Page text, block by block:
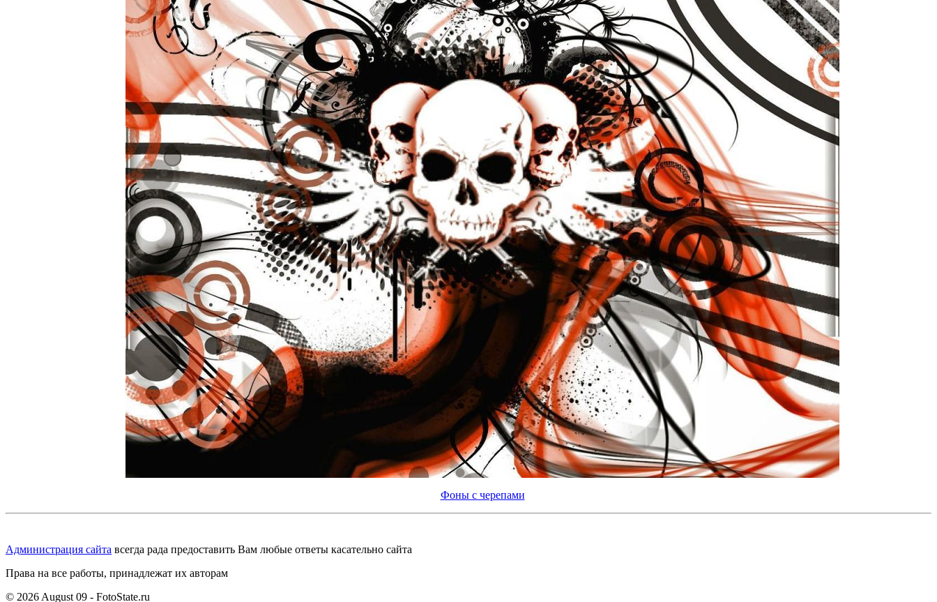
Фоны с черепами
Администрация сайта всегда рада предоставить Вам любые ответы касательно сайта
Права на все работы, принадлежат их авторам
© 2026 August 09 - FotoState.ru